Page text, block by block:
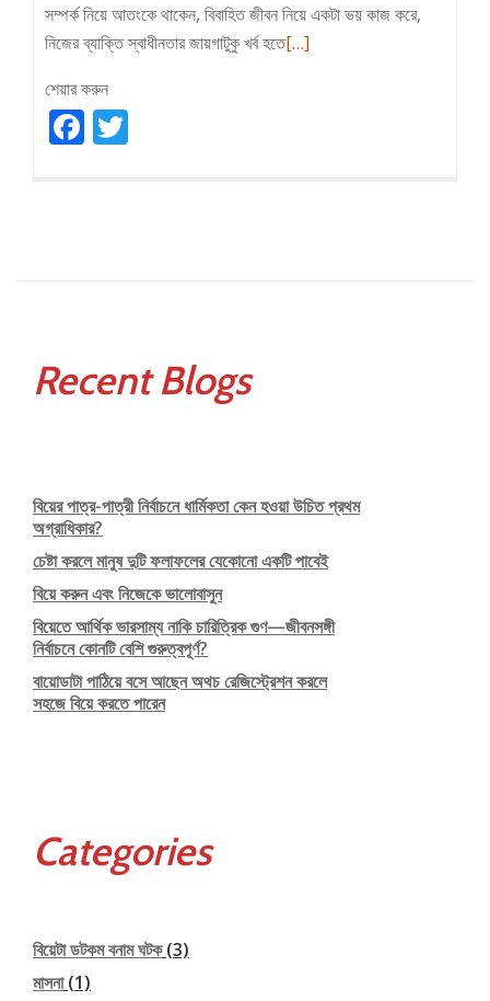
সম্পর্ক নিয়ে আতংকে থাকেন, বিবাহিত জীবন নিয়ে একটা ভয় কাজ করে,
নিজের ব্যাক্তি স্বাধীনতার জায়গাটুকু খর্ব হতেRead
[…]
শেয়ার করুন
Facebook
Recent Blogs
বিয়ের পাত্র-পাত্রী নির্বাচনে ধার্মিকতা কেন হওয়া উচিত প্রথম
অগ্রাধিকার?
চেষ্টা করলে মানুষ দুটি ফলাফলের যেকোনো একটি পাবেই
বিয়ে করুন এবং নিজেকে ভালোবাসুন
বিয়েতে আর্থিক ভারসাম্য নাকি চারিত্রিক গুণ—জীবনসঙ্গী
নির্বাচনে কোনটি বেশি গুরুত্বপূর্ণ?
বায়োডাটা পাঠিয়ে বসে আছেন অথচ রেজিস্ট্রেশন করলে
সহজে বিয়ে করতে পারেন
Categories
বিয়েটা ডটকম বনাম ঘটক(3)
মাসনা(1)